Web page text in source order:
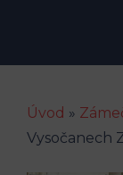
Úvod »
Vysočanech